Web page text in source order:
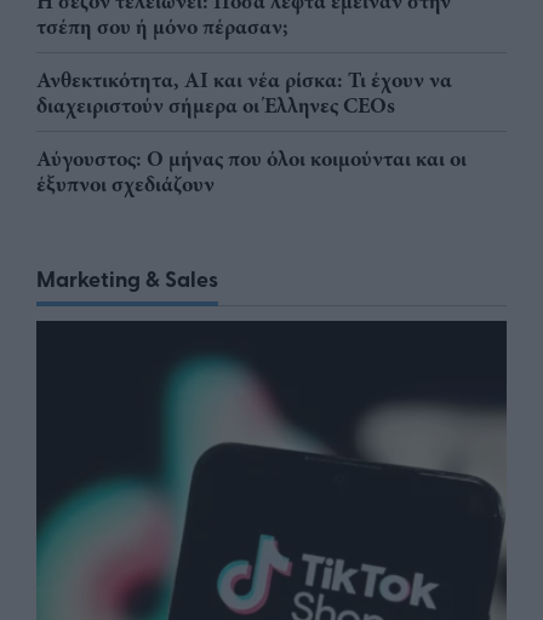
τσέπη σου ή μόνο πέρασαν;
Ανθεκτικότητα, AI και νέα ρίσκα: Τι έχουν να
διαχειριστούν σήμερα οι Έλληνες CEOs
Αύγουστος: Ο μήνας που όλοι κοιμούνται και οι
έξυπνοι σχεδιάζουν
Marketing & Sales